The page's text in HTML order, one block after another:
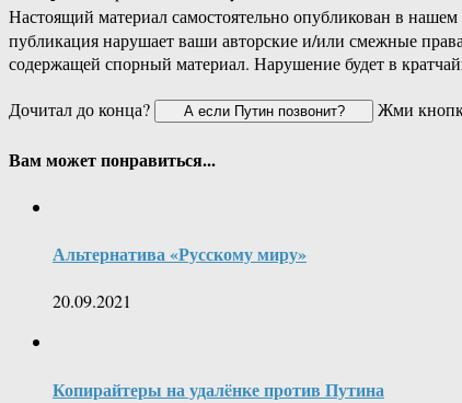
Настоящий материал самостоятельно опубликован в нашем
публикация нарушает ваши авторские и/или смежные
содержащей спорный материал. Нарушение будет в
Дочитал до конца?
Жми
Вам может понравиться...
Альтернатива «Русскому миру»
20.09.2021
Копирайтеры на удалëнке против Путина